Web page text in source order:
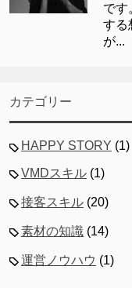
です
する
が...
カテゴリー
HAPPY STORY (1)
VMDスキル (1)
接客スキル (20)
素材の知識 (14)
運営ノウハウ (1)